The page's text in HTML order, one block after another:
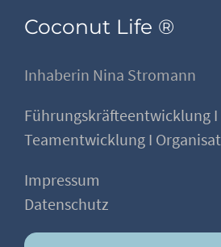
Coconut Life ®
Inhaberin Nina Stromann
Führungskräfteentwicklung I
Teamentwicklung I
Impressum
Datenschutz